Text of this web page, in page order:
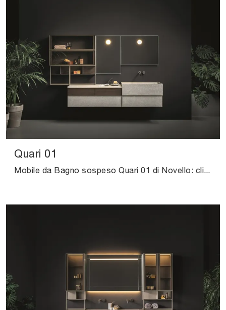
Quari 01
Mobile da Bagno sospeso Quari 01 di Novello: clicca e ottieni informazioni su mobili bagno sospesi in legno e accessori dell'azienda.